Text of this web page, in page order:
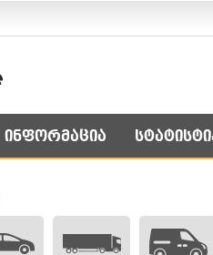
ინფორმაცია